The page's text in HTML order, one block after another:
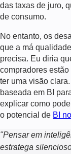
das taxas de juro,
de consumo.
No entanto, os
que a má
precisa. Eu diria
compradores
ter uma visão
baseada em BI
explicar como
o potencial de BI
"Pensar em
estratega